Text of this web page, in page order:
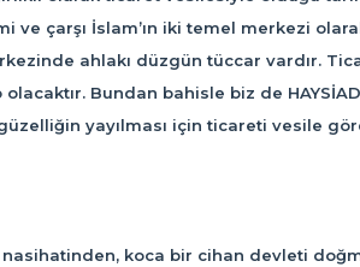
ve çarşı İslam’ın iki temel merkezi
ahlakı düzgün tüccar vardır.
Bundan bahisle biz de
yayılması için ticareti vesile
koca bir cihan devleti